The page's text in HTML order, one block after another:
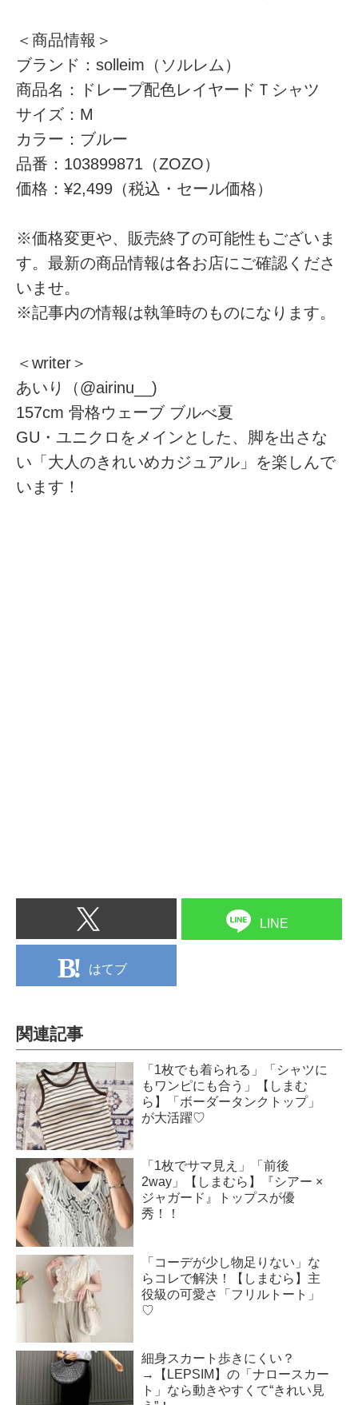
＜商品情報＞
ブランド：solleim（ソルレム）
商品名：ドレープ配色レイヤードＴシャツ
サイズ：M
カラー：ブルー
品番：103899871（ZOZO）
価格：¥2,499（税込・セール価格）
※価格変更や、販売終了の可能性もございま
す。最新の商品情報は各お店にご確認くださ
いませ。
※記事内の情報は執筆時のものになります。
＜writer＞
あいり（@airinu__)
157cm 骨格ウェーブ ブルべ夏
GU・ユニクロをメインとした、脚を出さな
い「大人のきれいめカジュアル」を楽しんで
います！
LINE
はてブ
関連記事
「1枚でも着られる」「シャツに
もワンピにも合う」【しまむ
ら】「ボーダータンクトップ」
が大活躍♡
「1枚でサマ見え」「前後
2way」【しまむら】『シアー ×
ジャガード』トップスが優
秀！！
「コーデが少し物足りない」な
らコレで解決！【しまむら】主
役級の可愛さ「フリルトート」
♡
細身スカート歩きにくい？
→【LEPSIM】の「ナロースカー
ト」なら動きやすくて“きれい見